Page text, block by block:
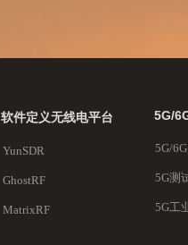
YunSDR
GhostRF
MatrixRF
软件定义无线电平台 5G/
5G/
5G测
5G工